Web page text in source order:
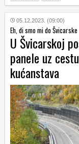
05.12.2023. (09:00)
Eh, di smo mi do Švicarske
U Švicarskoj
panele uz
kućanstava